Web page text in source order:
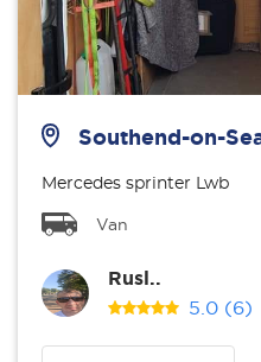
Southend-on-
Mercedes sprinter Lwb
Van
Rusl..
5.0 (6)